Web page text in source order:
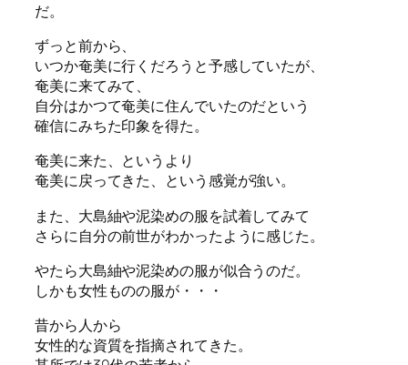
だ。
ずっと前から、
いつか奄美に行くだろうと予感していたが、
奄美に来てみて、
自分はかつて奄美に住んでいたのだという
確信にみちた印象を得た。
奄美に来た、というより
奄美に戻ってきた、という感覚が強い。
また、大島紬や泥染めの服を試着してみて
さらに自分の前世がわかったように感じた。
やたら大島紬や泥染めの服が似合うのだ。
しかも女性ものの服が・・・
昔から人から
女性的な資質を指摘されてきた。